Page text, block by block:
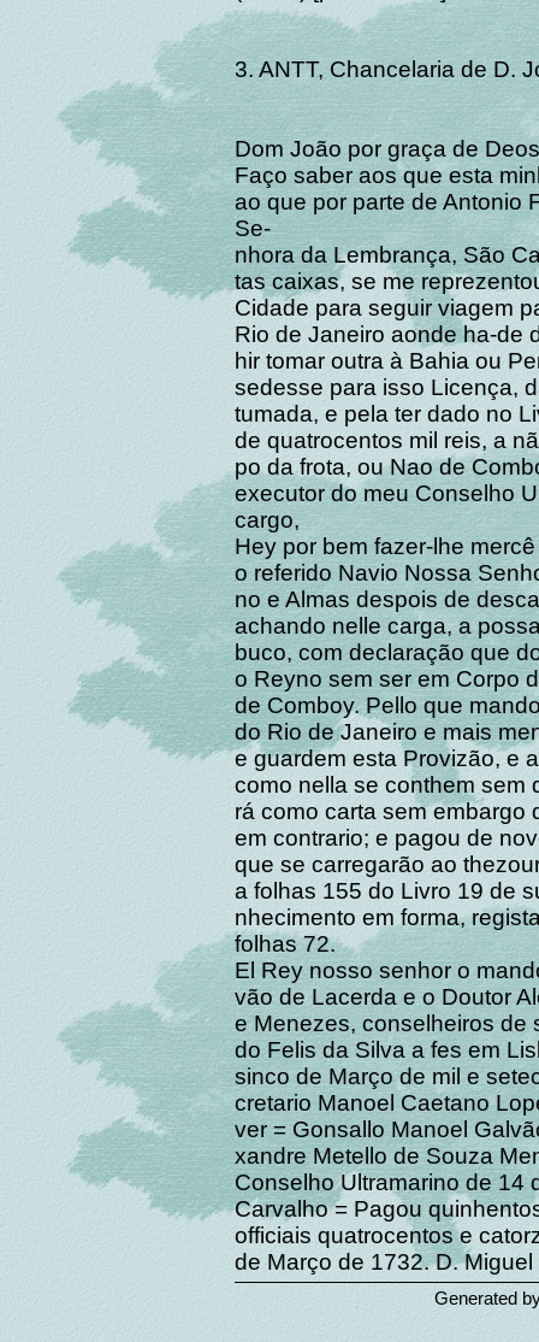
3. ANTT, Chancelaria de D.
Dom João por graça de
Faço saber aos que esta
ao que por parte de Antonio
Se-
nhora da Lembrança, São
tas caixas, se me
Cidade para seguir viagem
Rio de Janeiro aonde ha-de
hir tomar outra à Bahia ou
sedesse para isso Licença,
tumada, e pela ter dado no
de quatrocentos mil reis, a
po da frota, ou Nao de
executor do meu Conselho
cargo,
Hey por bem fazer-lhe
o referido Navio Nossa
no e Almas despois de
achando nelle carga, a
buco, com declaração que
o Reyno sem ser em Corpo
de Comboy. Pello que
do Rio de Janeiro e mais
e guardem esta Provizão, e
como nella se conthem sem
rá como carta sem embargo
em contrario; e pagou de
que se carregarão ao
a folhas 155 do Livro 19 de
nhecimento em forma,
folhas 72.
El Rey nosso senhor o
vão de Lacerda e o Doutor
e Menezes, conselheiros de
do Felis da Silva a fes em
sinco de Março de mil e
cretario Manoel Caetano
ver = Gonsallo Manoel
xandre Metello de Souza
Conselho Ultramarino de 14
Carvalho = Pagou
officiais quatrocentos e
de Março de 1732. D.
Generated